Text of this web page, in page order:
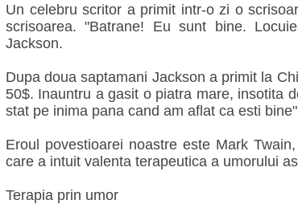
Un celebru scritor a primit intr-o zi o
scrisoarea. "Batrane! Eu sunt bine.
Jackson.
Dupa doua saptamani Jackson a primit la
50$. Inauntru a gasit o piatra mare, insotita
stat pe inima pana cand am aflat ca esti
Eroul povestioarei noastre este Mark
care a intuit valenta terapeutica a umorului
Terapia prin umor